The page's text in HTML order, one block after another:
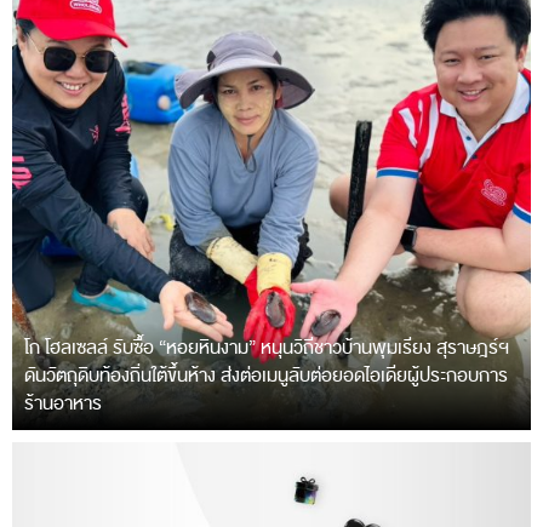
โก โฮลเซลล์ รับซื้อ “หอยหินงาม” หนุนวิถีชาวบ้านพุมเรียง สุราษฎร์ฯ
ดันวัตถุดิบท้องถิ่นใต้ขึ้นห้าง ส่งต่อเมนูลับต่อยอดไอเดียผู้ประกอบการ
ร้านอาหาร